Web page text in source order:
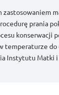
zastosowaniem
prania
konserwacji
temperaturze do
Instytutu Matki i